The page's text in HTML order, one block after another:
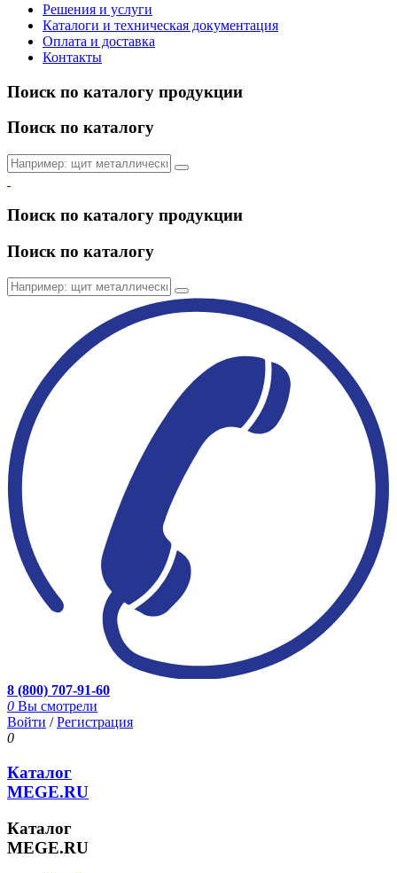
Решения и услуги
Каталоги и техническая документация
Оплата и доставка
Контакты
Поиск по каталогу продукции
Поиск по каталогу
Поиск по каталогу продукции
Поиск по каталогу
8 (800) 707-91-60
0 Вы смотрели
Войти /Регистрация
0
Каталог
MEGE.RU
Каталог
MEGE.RU